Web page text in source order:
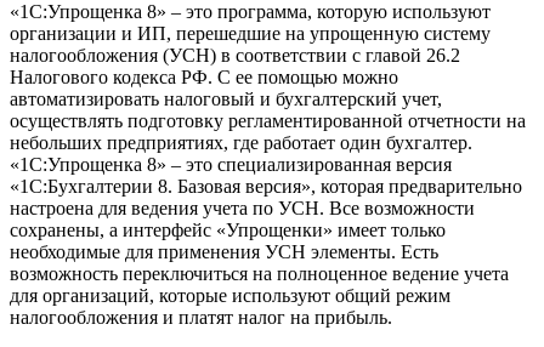
«1C:Упрощенка 8» – это программа, которую используют
организации и ИП, перешедшие на упрощенную систему
налогообложения (УСН) в соответствии с главой 26.2
Налогового кодекса РФ. С ее помощью можно
автоматизировать налоговый и бухгалтерский учет,
осуществлять подготовку регламентированной отчетности на
небольших предприятиях, где работает один бухгалтер.
«1C:Упрощенка 8» – это специализированная версия
«1C:Бухгалтерии 8. Базовая версия», которая предварительно
настроена для ведения учета по УСН. Все возможности
сохранены, а интерфейс «Упрощенки» имеет только
необходимые для применения УСН элементы. Есть
возможность переключиться на полноценное ведение учета
для организаций, которые используют общий режим
налогообложения и платят налог на прибыль.